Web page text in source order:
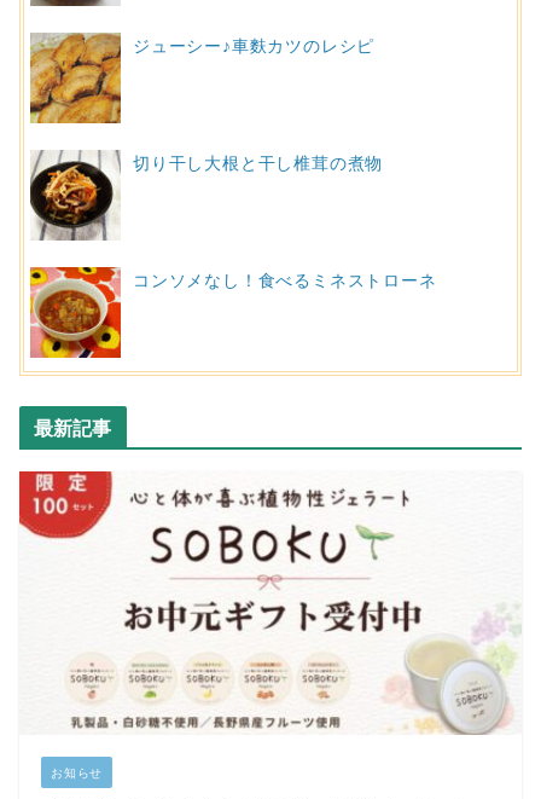
ジューシー♪車麩カツのレシピ
切り干し大根と干し椎茸の煮物
コンソメなし！食べるミネストローネ
最新記事
お知らせ